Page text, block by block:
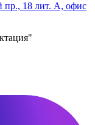
пр., 18 лит. А, офис